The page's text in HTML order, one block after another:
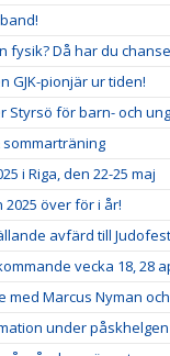
fysik? Då har du
GJK-pionjär ur tiden!
Styrsö för barn- och
i Riga, den 22-25 maj
över för i år!
avfärd till
vecka 18, 28
med Marcus Nyman
under påskhelgen